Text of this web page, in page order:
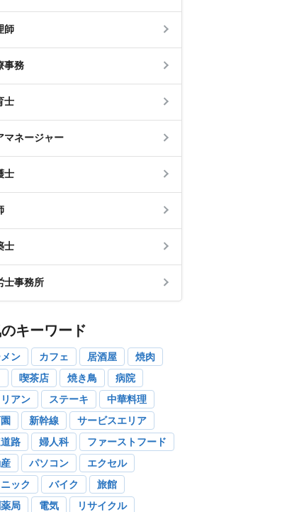
師
事務
士
マネージャー
士
士
士事務所
のキーワード
ン カフェ 居酒屋
焼肉
喫茶店 焼き鳥
病院
アン
ステーキ
中華料理
新幹線
サービスエリア
路
婦人科
ファーストフード
パソコン
エクセル
ック
バイク
旅館
局
電気
リサイクル